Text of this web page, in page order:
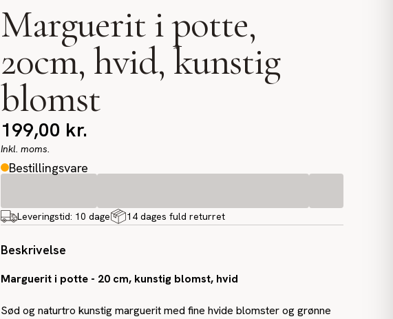
Marguerit i potte,
20cm, hvid, kunstig
blomst
199,00 kr.
Inkl. moms.
Bestillingsvare
Leveringstid: 10 dage 14 dages fuld returret
Beskrivelse
Marguerit i potte - 20 cm, kunstig blomst, hvid
Sød og naturtro kunstig marguerit med fine hvide blomster og grønne